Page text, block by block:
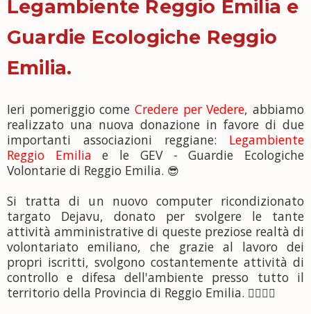
Legambiente Reggio Emilia e
Guardie Ecologiche Reggio
Emilia.
Ieri pomeriggio come Credere per Vedere, abbiamo
realizzato una nuova donazione in favore di due
importanti associazioni reggiane: Legambiente
Reggio Emilia e le GEV - Guardie Ecologiche
Volontarie di Reggio Emilia. 😎
Si tratta di un nuovo computer ricondizionato
targato Dejavu, donato per svolgere le tante
attività amministrative di queste preziose realtà di
volontariato emiliano, che grazie al lavoro dei
propri iscritti, svolgono costantemente attività di
controllo e difesa dell'ambiente presso tutto il
territorio della Provincia di Reggio Emilia. 👩‍✈️👨‍✈️